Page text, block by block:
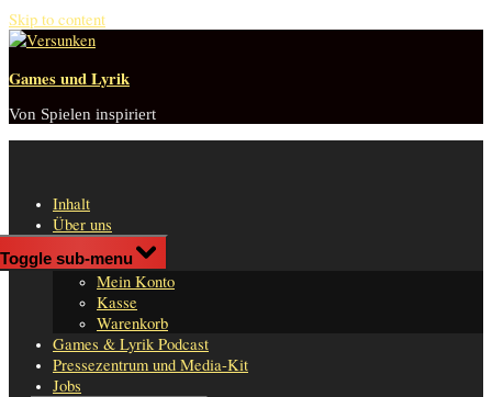
Skip to content
Games und Lyrik
Von Spielen inspiriert
Inhalt
Über uns
Shop
Toggle sub-menu
Mein Konto
Kasse
Warenkorb
Games & Lyrik Podcast
Pressezentrum und Media-Kit
Jobs